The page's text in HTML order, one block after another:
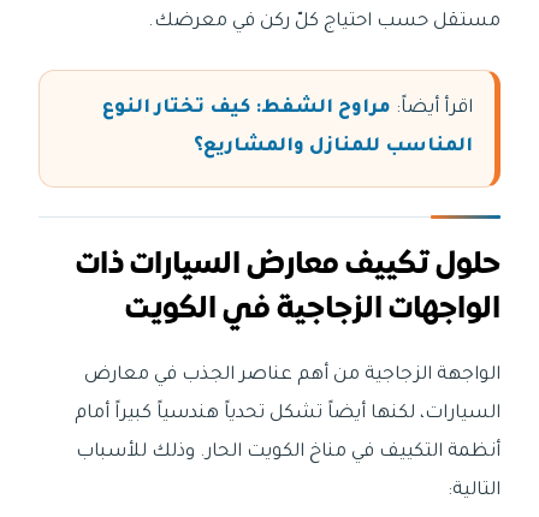
مستقل حسب احتياج كلّ ركن في معرضك.
اقرأ أيضاً: مراوح الشفط: كيف تختار النوع
المناسب للمنازل والمشاريع؟
حلول تكييف معارض السيارات ذات
الواجهات الزجاجية في الكويت
الواجهة الزجاجية من أهم عناصر الجذب في معارض
السيارات، لكنها أيضاً تشكل تحدياً هندسياً كبيراً أمام
أنظمة التكييف في مناخ الكويت الحار. وذلك للأسباب
التالية: